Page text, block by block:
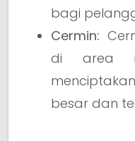
bagi
Cermin:
di area
besar dan